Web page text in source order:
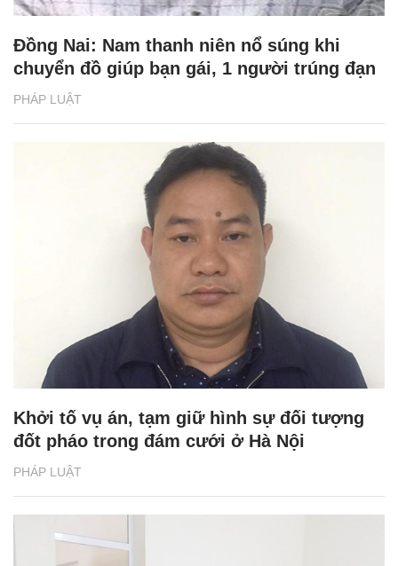
PHÁP LUẬT
Đồng Nai: Nam thanh niên nổ súng khi
chuyển đồ giúp bạn gái, 1 người trúng đạn
PHÁP LUẬT
Khởi tố vụ án, tạm giữ hình sự đối tượng
đốt pháo trong đám cưới ở Hà Nội